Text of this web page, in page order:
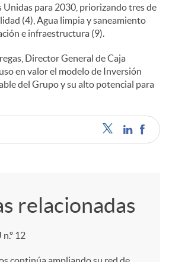
Unidas para 2030, priorizando tres de
(4), Agua limpia y saneamiento
e infraestructura (9).
Director General de Caja
en valor el modelo de Inversión
del Grupo y su alto potencial para
relacionadas
12